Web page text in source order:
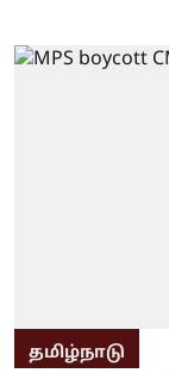
தமிழ்நாடு